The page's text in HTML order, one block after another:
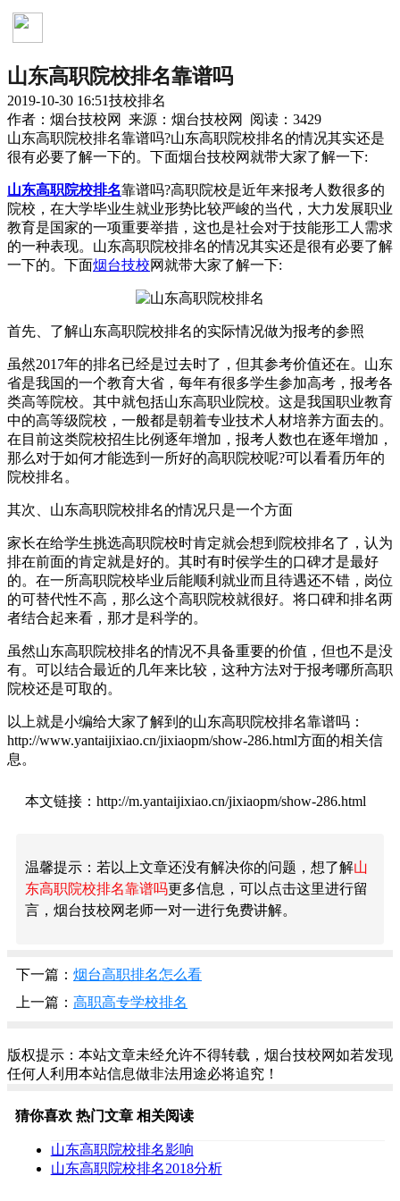
山东高职院校排名靠谱吗
2019-10-30 16:51技校排名
作者：烟台技校网 来源：烟台技校网 阅读：3429
山东高职院校排名靠谱吗?山东高职院校排名的情况其实还是
很有必要了解一下的。下面烟台技校网就带大家了解一下:
山东高职院校排名靠谱吗?高职院校是近年来报考人数很多的
院校，在大学毕业生就业形势比较严峻的当代，大力发展职业
教育是国家的一项重要举措，这也是社会对于技能形工人需求
的一种表现。山东高职院校排名的情况其实还是很有必要了解
一下的。下面烟台技校网就带大家了解一下:
首先、了解山东高职院校排名的实际情况做为报考的参照
虽然2017年的排名已经是过去时了，但其参考价值还在。山东
省是我国的一个教育大省，每年有很多学生参加高考，报考各
类高等院校。其中就包括山东高职业院校。这是我国职业教育
中的高等级院校，一般都是朝着专业技术人材培养方面去的。
在目前这类院校招生比例逐年增加，报考人数也在逐年增加，
那么对于如何才能选到一所好的高职院校呢?可以看看历年的
院校排名。
其次、山东高职院校排名的情况只是一个方面
家长在给学生挑选高职院校时肯定就会想到院校排名了，认为
排在前面的肯定就是好的。其时有时侯学生的口碑才是最好
的。在一所高职院校毕业后能顺利就业而且待遇还不错，岗位
的可替代性不高，那么这个高职院校就很好。将口碑和排名两
者结合起来看，那才是科学的。
虽然山东高职院校排名的情况不具备重要的价值，但也不是没
有。可以结合最近的几年来比较，这种方法对于报考哪所高职
院校还是可取的。
以上就是小编给大家了解到的山东高职院校排名靠谱吗：
http://www.yantaijixiao.cn/jixiaopm/show-286.html方面的相关信
息。
本文链接：http://m.yantaijixiao.cn/jixiaopm/show-286.html
温馨提示：若以上文章还没有解决你的问题，想了解山
东高职院校排名靠谱吗更多信息，可以点击这里进行留
言，烟台技校网老师一对一进行免费讲解。
下一篇： 烟台高职排名怎么看
上一篇： 高职高专学校排名
版权提示：本站文章未经允许不得转载，烟台技校网如若发现
任何人利用本站信息做非法用途必将追究！
猜你喜欢 热门文章 相关阅读
山东高职院校排名影响
山东高职院校排名2018分析